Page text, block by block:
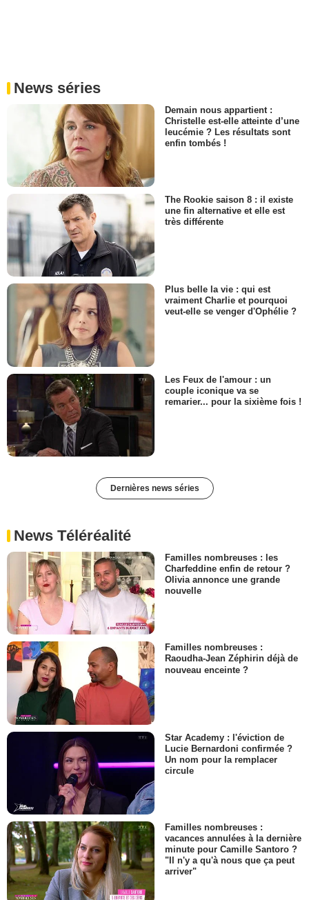
News séries
Demain nous appartient :
Christelle est-elle atteinte d’une
leucémie ? Les résultats sont
enfin tombés !
The Rookie saison 8 : il existe
une fin alternative et elle est
très différente
Plus belle la vie : qui est
vraiment Charlie et pourquoi
veut-elle se venger d'Ophélie ?
Les Feux de l'amour : un
couple iconique va se
remarier... pour la sixième fois !
Dernières news séries
News Téléréalité
Familles nombreuses : les
Charfeddine enfin de retour ?
Olivia annonce une grande
nouvelle
Familles nombreuses :
Raoudha-Jean Zéphirin déjà de
nouveau enceinte ?
Star Academy : l'éviction de
Lucie Bernardoni confirmée ?
Un nom pour la remplacer
circule
Familles nombreuses :
vacances annulées à la dernière
minute pour Camille Santoro ?
"Il n'y a qu'à nous que ça peut
arriver"